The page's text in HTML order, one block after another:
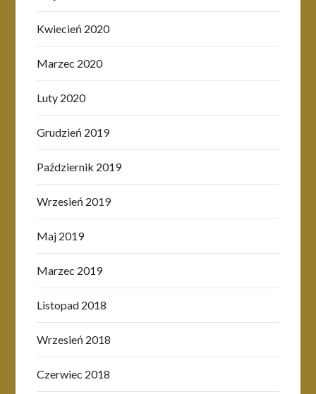
Kwiecień 2020
Marzec 2020
Luty 2020
Grudzień 2019
Październik 2019
Wrzesień 2019
Maj 2019
Marzec 2019
Listopad 2018
Wrzesień 2018
Czerwiec 2018